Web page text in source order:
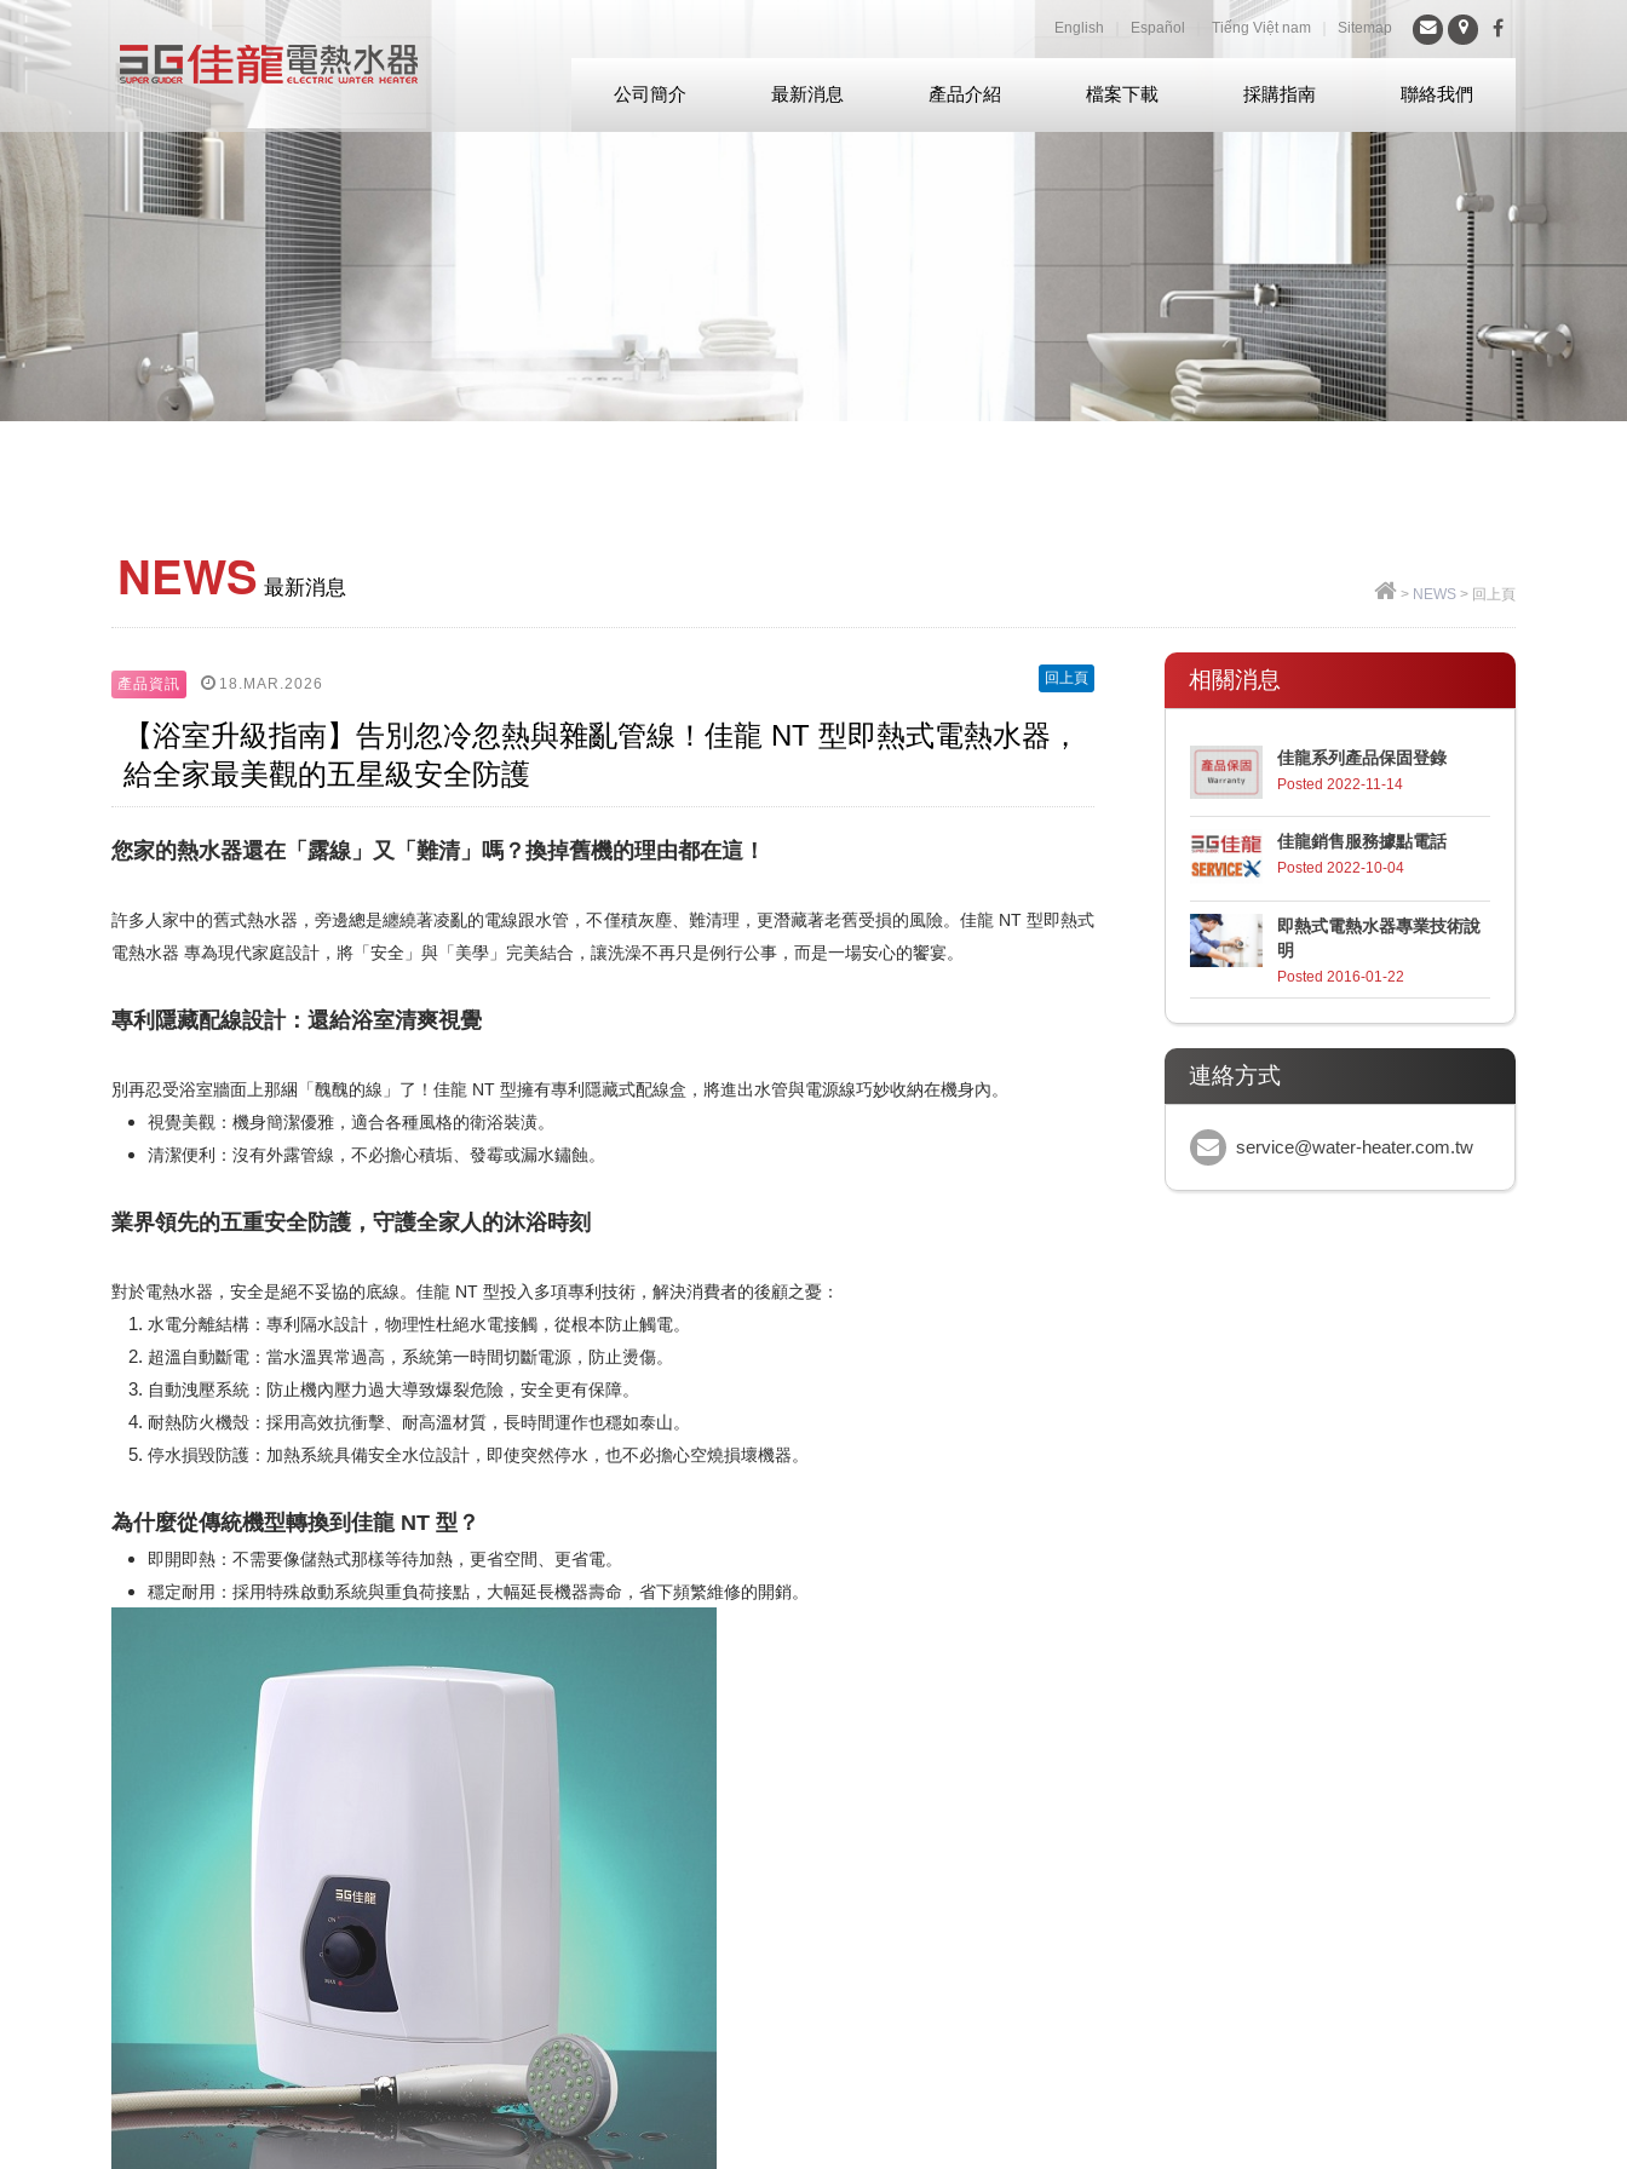
English Español Tiếng Việt nam Sitemap
公司簡介 最新消息 產品介紹 檔案下載 採購指南 聯絡我們
NEWS 最新消息 > NEWS > 回上頁
回上頁
產品資訊 18.MAR.2026
【浴室升級指南】告別忽冷忽熱與雜亂管線！佳龍 NT 型即熱式電熱水器，
給全家最美觀的五星級安全防護
您家的熱水器還在「露線」又「難清」嗎？換掉舊機的理由都在這！
許多人家中的舊式熱水器，旁邊總是纏繞著凌亂的電線跟水管，不僅積灰塵、難清理，更潛藏著老舊受損的風險。佳龍 NT 型即熱式
電熱水器 專為現代家庭設計，將「安全」與「美學」完美結合，讓洗澡不再只是例行公事，而是一場安心的饗宴。
專利隱藏配線設計：還給浴室清爽視覺
別再忍受浴室牆面上那綑「醜醜的線」了！佳龍 NT 型擁有專利隱藏式配線盒，將進出水管與電源線巧妙收納在機身內。
視覺美觀：機身簡潔優雅，適合各種風格的衛浴裝潢。
清潔便利：沒有外露管線，不必擔心積垢、發霉或漏水鏽蝕。
業界領先的五重安全防護，守護全家人的沐浴時刻
對於電熱水器，安全是絕不妥協的底線。佳龍 NT 型投入多項專利技術，解決消費者的後顧之憂：
水電分離結構：專利隔水設計，物理性杜絕水電接觸，從根本防止觸電。
超溫自動斷電：當水溫異常過高，系統第一時間切斷電源，防止燙傷。
自動洩壓系統：防止機內壓力過大導致爆裂危險，安全更有保障。
耐熱防火機殼：採用高效抗衝擊、耐高溫材質，長時間運作也穩如泰山。
停水損毀防護：加熱系統具備安全水位設計，即使突然停水，也不必擔心空燒損壞機器。
為什麼從傳統機型轉換到佳龍 NT 型？
即開即熱：不需要像儲熱式那樣等待加熱，更省空間、更省電。
穩定耐用：採用特殊啟動系統與重負荷接點，大幅延長機器壽命，省下頻繁維修的開銷。
相關消息
佳龍系列產品保固登錄
Posted 2022-11-14
佳龍銷售服務據點電話
Posted 2022-10-04
即熱式電熱水器專業技術說
明
Posted 2016-01-22
連絡方式
service@water-heater.com.tw